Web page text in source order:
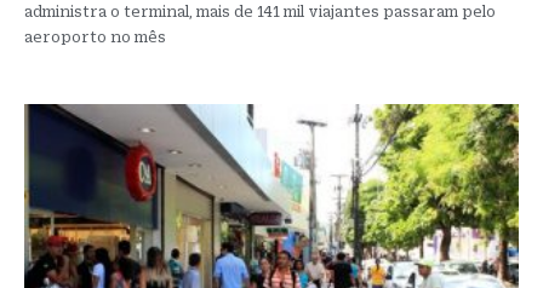
administra o terminal, mais de 141 mil viajantes passaram pelo
aeroporto no mês